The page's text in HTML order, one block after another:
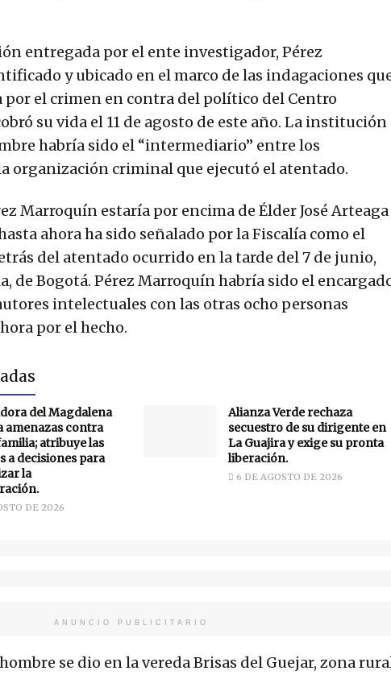
entregada por el ente investigador, Pérez
y ubicado en el marco de las indagaciones
por el crimen en contra del político del Centro
su vida el 11 de agosto de este año. La institución
habría sido el “intermediario” entre los
organización criminal que ejecutó el atentado.
Marroquín estaría por encima de Élder José Arteaga
ahora ha sido señalado por la Fiscalía como el
del atentado ocurrido en la tarde del 7 de junio,
de Bogotá. Pérez Marroquín habría sido el
intelectuales con las otras ocho personas
por el hecho.
del Magdalena
amenazas contra
atribuye las
a decisiones para
la
DE 2026
Alianza Verde rechaza
secuestro de su dirigente en
La Guajira y exige su pronta
liberación.
6 DE AGOSTO DE 2026
ANUNCIO PUBLICITARIO
se dio en la vereda Brisas del Guejar, zona